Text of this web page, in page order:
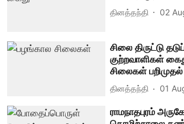
தினத்தந்தி 02
சிலை திருட்டு
குற்றவாளிகள்
சிலைகள் பறிமுதல்
தினத்தந்தி 01
ராமநாதபுரம்